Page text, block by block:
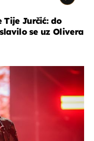
Tije Jurčić: do
se uz Olivera